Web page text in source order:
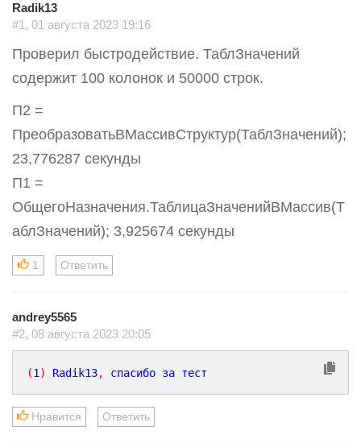
Radik13
#1, 01 августа 2023 19:16
Проверил быстродействие. ТаблЗначений
содержит 100 колонок и 50000 строк.
П2 =
ПреобразоватьВМассивСтруктур(ТаблЗначений);
23,776287 секунды
П1 =
ОбщегоНазначения.ТаблицаЗначенийВМассив(Т
аблЗначений); 3,925674 секунды
1 Ответить
andrey5565
#2, 08 августа 2023 20:05
(1 ) Radik13,
Нравится Ответить